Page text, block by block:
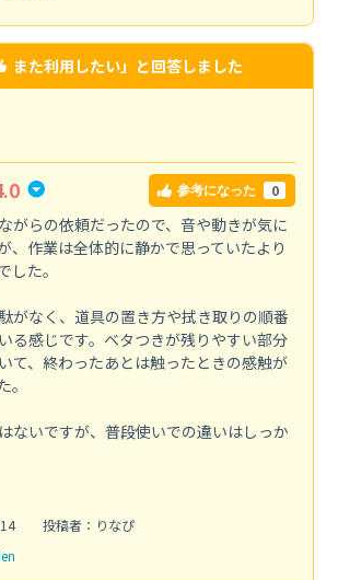
また利用したい」と回答しました
参考になった 0
がらの依頼だったので、音や動きが気に
、作業は全体的に静かで思っていたより
した。
がなく、道具の置き方や拭き取りの順番
る感じです。ベタつきが残りやすい部分
て、終わったあとは触ったときの感触が
ないですが、普段使いでの違いはしっか
投稿者：りなぴ